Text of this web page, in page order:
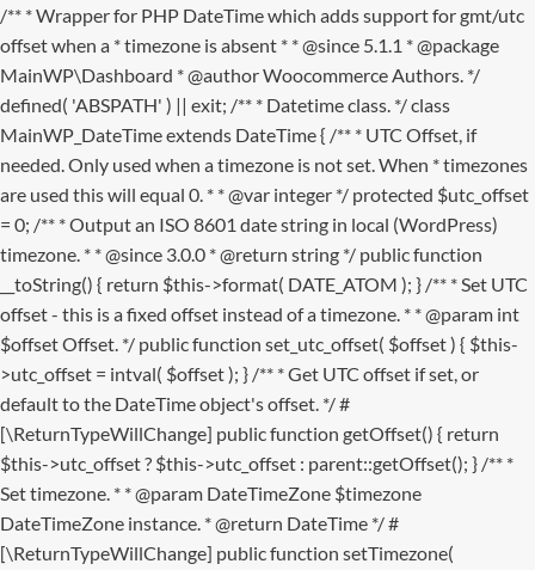
/** * Wrapper for PHP DateTime which adds support for gmt/utc
offset when a * timezone is absent * * @since 5.1.1 * @package
MainWP\Dashboard * @author Woocommerce Authors. */
defined( 'ABSPATH' ) || exit; /** * Datetime class. */ class
MainWP_DateTime extends DateTime { /** * UTC Offset, if
needed. Only used when a timezone is not set. When * timezones
are used this will equal 0. * * @var integer */ protected $utc_offset
= 0; /** * Output an ISO 8601 date string in local (WordPress)
timezone. * * @since 3.0.0 * @return string */ public function
__toString() { return $this->format( DATE_ATOM ); } /** * Set UTC
offset - this is a fixed offset instead of a timezone. * * @param int
$offset Offset. */ public function set_utc_offset( $offset ) { $this-
>utc_offset = intval( $offset ); } /** * Get UTC offset if set, or
default to the DateTime object's offset. */ #
[\ReturnTypeWillChange] public function getOffset() { return
$this->utc_offset ? $this->utc_offset : parent::getOffset(); } /** *
Set timezone. * * @param DateTimeZone $timezone
DateTimeZone instance. * @return DateTime */ #
[\ReturnTypeWillChange] public function setTimezone(